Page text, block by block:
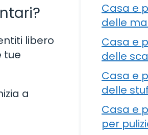
libero
tue
a
Casa e
delle
Casa e
delle
Casa e
delle
Casa e
per